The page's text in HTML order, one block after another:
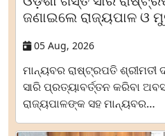
ଜଣାଇଲେ ରାଜ୍ୟପାଳ ଓ
05 Aug, 2026
ମାନ୍ୟବର ରାଷ୍ଟ୍ରପତି ଶ୍ରୀମତୀ
ସାରି ପ୍ରତ୍ୟାବର୍ତ୍ତନ କରିବା
ରାଜ୍ୟପାଳଙ୍କ ସହ ମାନ୍ୟବର…